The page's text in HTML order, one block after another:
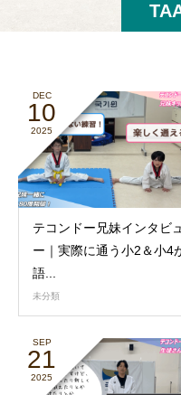
DEC
10
2025
テコンドー兄妹インタビ
ー｜実際に通う小2＆小4
語...
未分類
SEP
21
2025